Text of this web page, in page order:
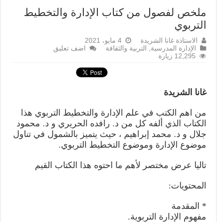
ملخص لفصول من كتاب الإدارة والتخطيط
التربوي
الاستاذة غانا الشريدة
4 مايو، 2021
الإدارة المدرسية, التربية والثقافة
اضف تعليق
12,295 زيارة
غانا الشريدة
من اهم الكتب في علم الإدارة والتخطيط التربوي هذا
الكتاب الذي ألفه كل من د. رافده الحريري و د. محمود
جلال و د. محمد إبراهيم ، حيث يتميز بالشمول في تناول
موضوع الإدارة وموضوع التخطيط التربوي.
تاليا عرض مختصر لأهم ما احتوه هذا الكتاب القيم
المحتويات:
* المقدمة
مفهوم الإدارة التربوية.